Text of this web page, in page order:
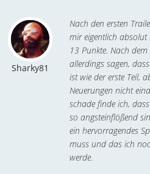
Sharky81
Nach den ersten
mir eigentlich absolut
13 Punkte. Nach
allerdings sagen,
ist wie der erste Teil,
Neuerungen nicht
schade finde ich,
so angsteinflößend
ein hervorragendes
muss und das ich
werde.